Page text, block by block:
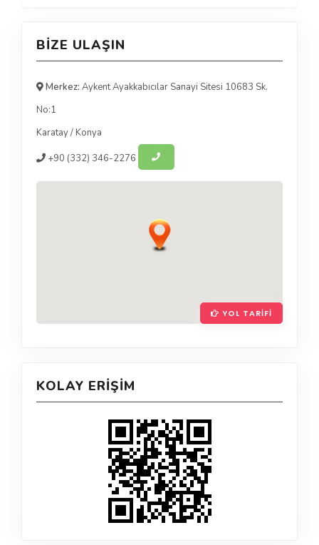
BIZE ULAŞIN
Merkez: Aykent Ayakkabıcılar Sanayi Sitesi 10683 Sk.
No:1
Karatay/ Konya
+90 (332) 346-2276
YOL TARIFI
KOLAY ERIŞIM